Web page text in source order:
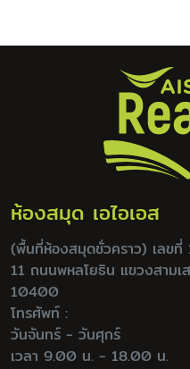
ห้องสมุด เอไอเอส
(พื้นที่ห้องสมุดชั่วคราว) เลข
11 ถนนพหลโยธิน แขวงสามเ
10400
โทรศัพท์ :
วันจันทร์ - วันศุกร์
เวลา 9.00 น. - 18.00 น.